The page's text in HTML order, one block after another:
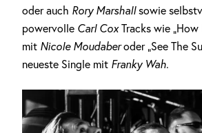
oder auch Rory Marshallsowie
powervolle Carl CoxTracks wie „How
mit Nicole Moudaberoder „See The
neueste Single mit Franky Wah.